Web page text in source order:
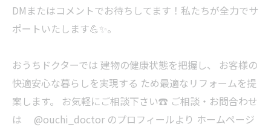
DMまたはコメントでお待ちしてます！私たちが全力でサ
ポートいたします💪✨。
おうちドクターでは 建物の健康状態を把握し、 お客様の
快適安心な暮らしを実現する ため最適なリフォームを提
案します。 お気軽にご相談下さい☎ ご相談・お問合わせ
は @ouchi_doctor のプロフィールより ホームページ